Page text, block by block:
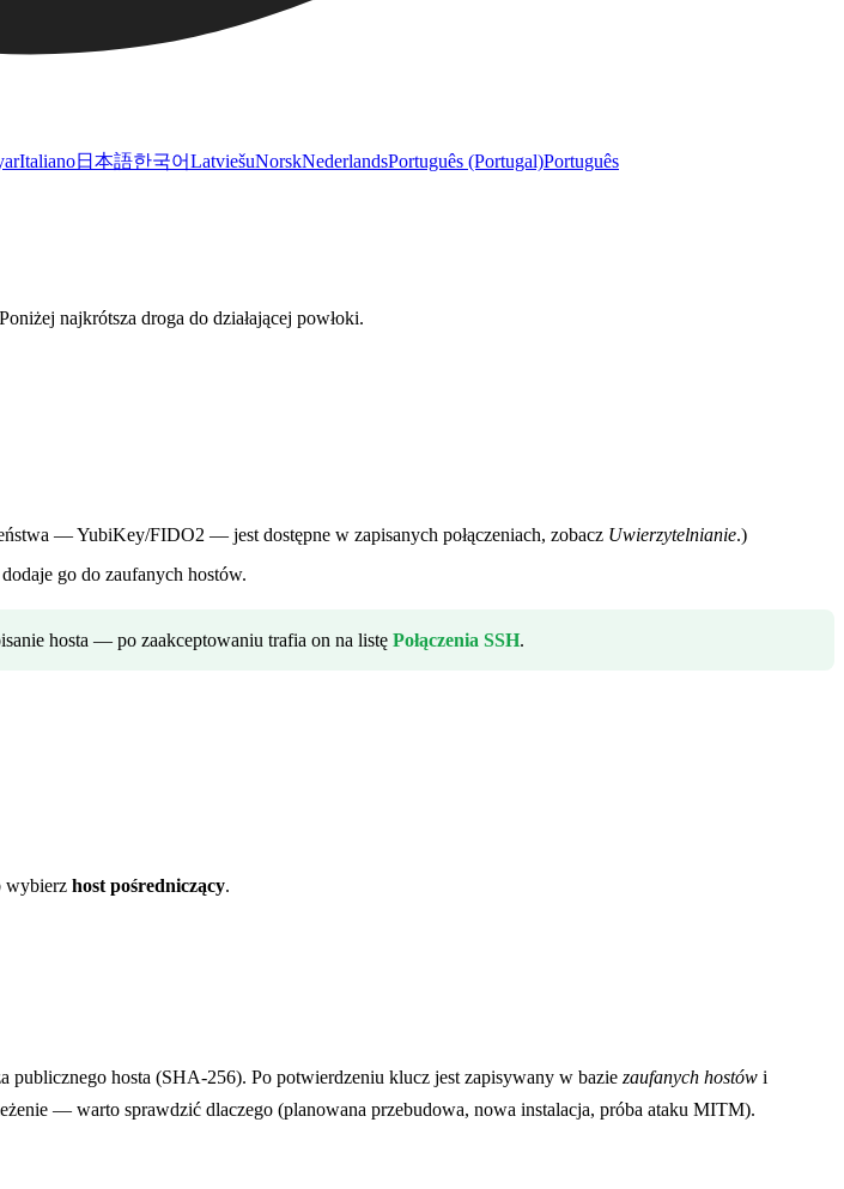
Italiano日本語한국어LatviešuNorskNederlandsPortuguês (Portugal)Português
najkrótsza droga do działającej powłoki.
— YubiKey/FIDO2 — jest dostępne w zapisanych połączeniach, zobacz Uwierzytelnianie.)
go do zaufanych hostów.
hosta — po zaakceptowaniu trafia on na listę Połączenia SSH.
wybierz host pośredniczący.
hosta (SHA-256). Po potwierdzeniu klucz jest zapisywany w bazie zaufanych hostów i
— warto sprawdzić dlaczego (planowana przebudowa, nowa instalacja, próba ataku MITM).